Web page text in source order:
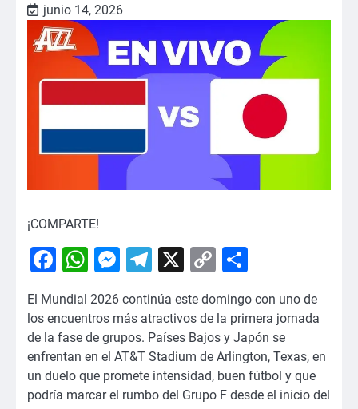
junio 14, 2026
¡COMPARTE!
Facebook
WhatsApp
Messenger
Telegram
X
Copy
El Mundial 2026 continúa este domingo con uno de
los encuentros más atractivos de la primera jornada
de la fase de grupos. Países Bajos y Japón se
enfrentan en el AT&T Stadium de Arlington, Texas, en
un duelo que promete intensidad, buen fútbol y que
podría marcar el rumbo del Grupo F desde el inicio del